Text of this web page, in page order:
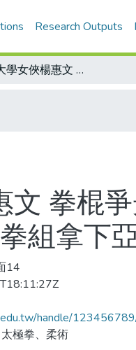
Research Outputs
台灣首府大學女俠楊惠文 拳棍爭光 參加第一屆台灣世界杯少林武術大賽 棍術封后 南拳組拿下亞軍
文 拳棍
組拿下
14
handle/
極拳、柔術